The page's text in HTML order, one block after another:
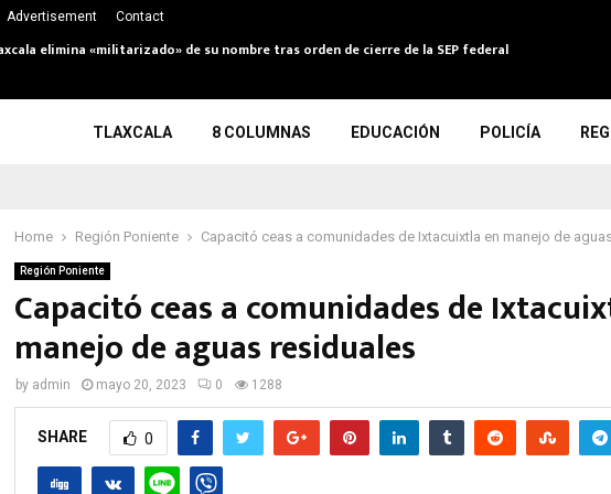
Advertisement Contact
elimina «militarizado» de su nombre tras orden de cierre de la SEP federal
TLAXCALA 8 COLUMNAS EDUCACIÓN POLICÍA
Home Región Poniente Capacitó ceas a comunidades de Ixtacuixtla en manejo de
Región Poniente
Capacitó ceas a comunidades de
manejo de aguas residuales
by admin mayo 20, 2023 0 1288
SHARE 0